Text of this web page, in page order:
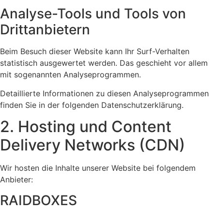
Analyse-Tools und Tools von
Dritt­anbietern
Beim Besuch dieser Website kann Ihr Surf-Verhalten
statistisch ausgewertet werden. Das geschieht vor allem
mit sogenannten Analyseprogrammen.
Detaillierte Informationen zu diesen Analyseprogrammen
finden Sie in der folgenden Datenschutzerklärung.
2. Hosting und Content
Delivery Networks (CDN)
Wir hosten die Inhalte unserer Website bei folgendem
Anbieter:
RAIDBOXES